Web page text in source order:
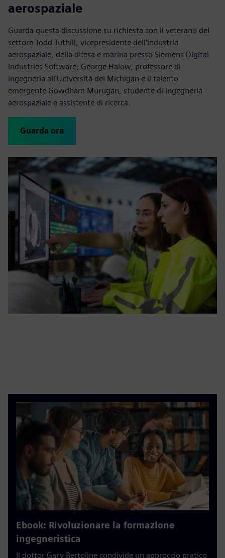
aerospaziale
Guarda questa discussione su richiesta con il veterano del
settore Todd Tuthill, vicepresidente dell'industria
aerospaziale, della difesa e marina presso Siemens Digital
Industries Software; George Halow, professore di
ingegneria all'Università del Michigan e il talento
emergente Gowdham Murugan, studente di ingegneria
aerospaziale e assistente di ricerca.
Guarda ora
Ebook: Rivoluzionare la formazione
ingegneristica
Il dottor Gary Bertoline condivide un approccio pratico